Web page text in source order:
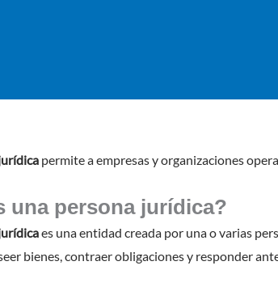
permite a empresas y organizaciones
una persona jurídica?
es una entidad creada por una o varias
bienes, contraer obligaciones y responder